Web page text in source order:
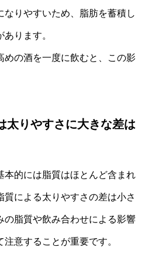
なりやすいため、脂肪を蓄積し
ります。
めの酒を一度に飲むと、この影
太りやすさに大きな差は
本的には脂質はほとんど含まれ
質による太りやすさの差は小さ
の脂質や飲み合わせによる影響
意することが重要です。